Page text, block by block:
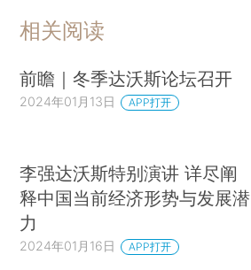
相关阅读
前瞻｜冬季达沃斯论坛召开
2024年01月13日 APP打开
李强达沃斯特别演讲 详尽阐
释中国当前经济形势与发展潜
力
2024年01月16日 APP打开